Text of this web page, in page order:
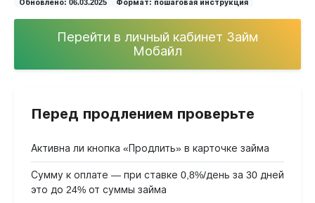
Обновлено: 06.03.2025 Формат: пошаговая инструкция
Перейти в личный кабинет Займ
Мобайл
Перед продлением проверьте
Активна ли кнопка «Продлить» в карточке займа
Сумму к оплате — при ставке 0,8%/день за 30 дней
это до 24% от суммы займа